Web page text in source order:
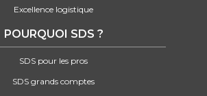
Excellence logistique
POURQUOI SDS ?
SDS pour les pros
SDS grands comptes